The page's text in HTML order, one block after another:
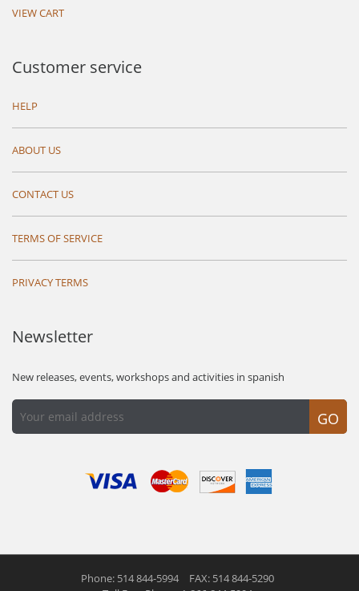
VIEW CART
Customer service
HELP
ABOUT US
CONTACT US
TERMS OF SERVICE
PRIVACY TERMS
Newsletter
New releases, events, workshops and activities in spanish
GO
Phone: 514 844-5994
FAX: 514 844-5290